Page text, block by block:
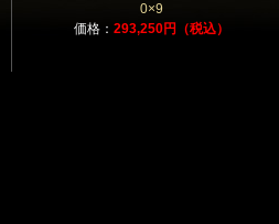
0×9
価格： 293,250円（税込）